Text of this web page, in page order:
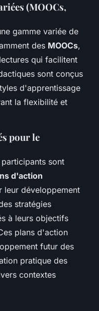
(MOOCs,
gamme variée de
des MOOCs,
qui facilitent
sont conçus
d'apprentissage
la flexibilité et
pour le
sont
d'action
leur développement
stratégies
à leurs objectifs
plans d'action
futur des
pratique des
contextes